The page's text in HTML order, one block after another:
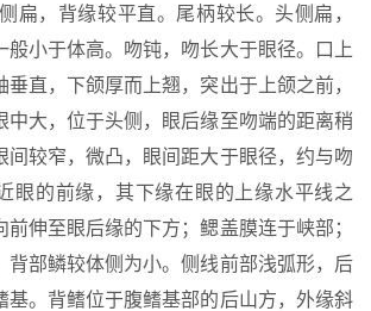
扁，背缘较平直。尾柄较长。头侧扁，
般小于体高。吻钝，吻长大于眼径。口上
直，下颌厚而上翘，突出于上颌之前，
中大，位于头侧，眼后缘至吻端的距离稍
间较窄，微凸，眼间距大于眼径，约与吻
眼的前缘，其下缘在眼的上缘水平线之
前伸至眼后缘的下方；鳃盖膜连于峡部；
背部鳞较体侧为小。侧线前部浅弧形，后
基。背鳍位于腹鳍基部的后山方，外缘斜